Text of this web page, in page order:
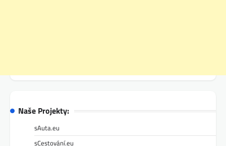
Naše Projekty:
sAuta.eu
sCestování.eu